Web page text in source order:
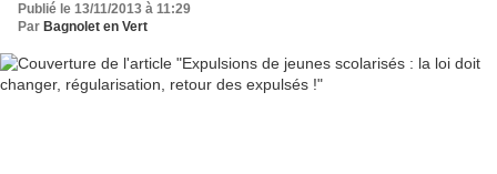
Publié le 13/11/2013 à 11:29
Par Bagnolet en Vert